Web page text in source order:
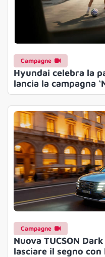
Campagne
Hyundai celebra la
lancia la campagna
Campagne
Nuova TUCSON
lasciare il segno con